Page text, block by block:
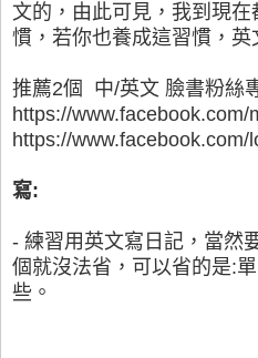
文的，由此可見，我到現
慣，若你也養成這習慣，英
推薦2個 中/英文 臉書粉絲
https://www.facebook.com/
https://
寫:
- 練習用英文寫日記，當然
個就沒法省，可以省的是:
些。